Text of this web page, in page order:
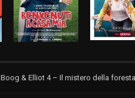
Boog & Elliot 4 – Il mistero della foresta